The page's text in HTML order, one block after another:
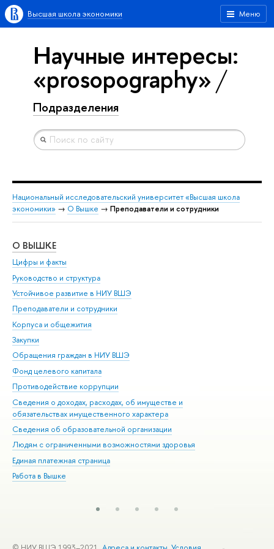
Меню
Высшая школа экономики
Научные интересы:
«prosopography»
Подразделения
Национальный исследовательский университет «Высшая школа
экономики» → О Вышке → Преподаватели и сотрудники
О ВЫШКЕ
Цифры и факты
Руководство и структура
Устойчивое развитие в НИУ ВШЭ
Преподаватели и сотрудники
Корпуса и общежития
Закупки
Обращения граждан в НИУ ВШЭ
Фонд целевого капитала
Противодействие коррупции
Сведения о доходах, расходах, об имуществе и
обязательствах имущественного характера
Сведения об образовательной организации
Людям с ограниченными возможностями здоровья
Единая платежная страница
Работа в Вышке